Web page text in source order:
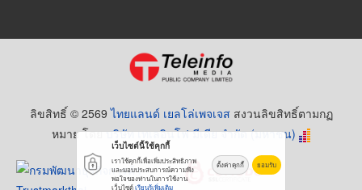
ลิขสิทธิ์ © 2569ไทยแลนด์ เยลโล่เพจเจส สงวนลิขสิทธิ์ตามกฏ
หมาย โดยบริษัท เทเลอินโฟ มีเดีย จำกัด (มหาชน)
เว็บไซต์นี้ใช้คุกกี้
เราใช้คุกกี้เพื่อเพิ่มประสิทธิภาพ
และมอบประสบการณ์ความพึง
พอใจของท่านในการใช้งาน
เว็บไซต์เรียนรู้เพิ่มเติม
ตั้งค่าคุกกี้ ยอมรับ